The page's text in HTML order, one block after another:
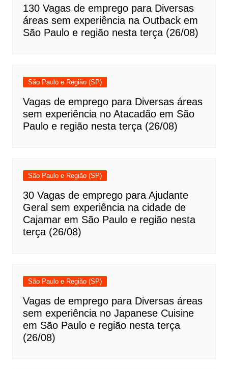
130 Vagas de emprego para Diversas
áreas sem experiência na Outback em
São Paulo e região nesta terça (26/08)
São Paulo e Região (SP)
Vagas de emprego para Diversas áreas
sem experiência no Atacadão em São
Paulo e região nesta terça (26/08)
São Paulo e Região (SP)
30 Vagas de emprego para Ajudante
Geral sem experiência na cidade de
Cajamar em São Paulo e região nesta
terça (26/08)
São Paulo e Região (SP)
Vagas de emprego para Diversas áreas
sem experiência no Japanese Cuisine
em São Paulo e região nesta terça
(26/08)